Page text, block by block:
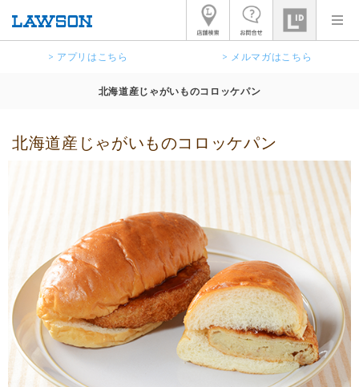
> アプリはこちら > メルマガはこちら
北海道産じゃがいものコロッケパン
北海道産じゃがいものコロッケパン